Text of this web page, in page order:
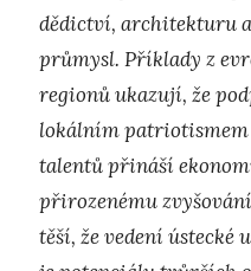
dědictví, architekturu
průmysl. Příklady z
regionů ukazují, že
lokálním
talentů přináší
přirozenému
těší, že vedení